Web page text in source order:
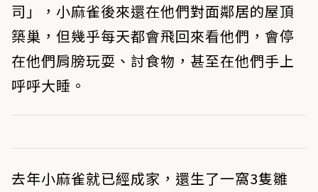
司」，小麻雀後來還在他們對面鄰居的屋頂
築巢，但幾乎每天都會飛回來看他們，會停
在他們肩膀玩耍、討食物，甚至在他們手上
呼呼大睡。
去年小麻雀就已經成家，還生了一窩3隻雛